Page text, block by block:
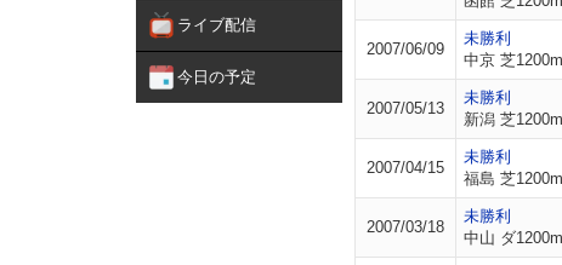
ライブ配信
今日の予定
2007/06/09
未勝利
中京 芝
2007/05/13
未勝利
新潟 芝
2007/04/15
未勝利
福島 芝
2007/03/18
未勝利
中山 ダ